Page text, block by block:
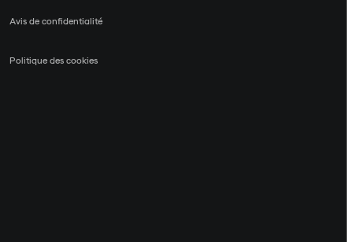
Avis de confidentialité
Politique des cookies